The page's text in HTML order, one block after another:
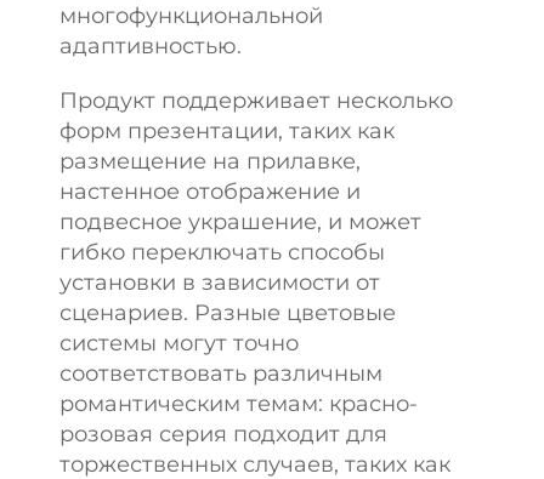
многофункциональной
адаптивностью.
Продукт поддерживает несколько
форм презентации, таких как
размещение на прилавке,
настенное отображение и
подвесное украшение, и может
гибко переключать способы
установки в зависимости от
сценариев. Разные цветовые
системы могут точно
соответствовать различным
романтическим темам: красно-
розовая серия подходит для
торжественных случаев, таких как